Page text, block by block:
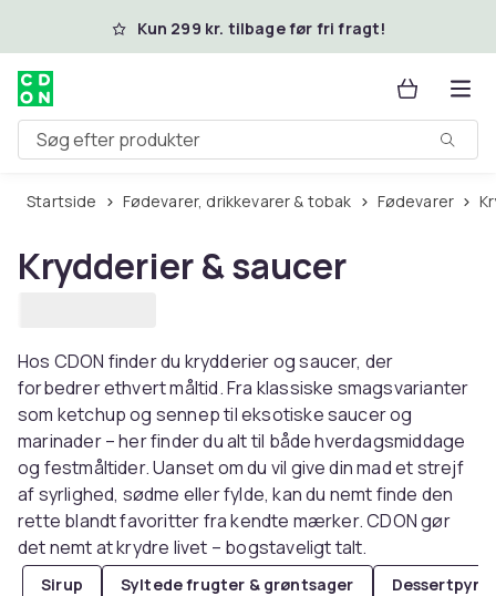
Spring til hovedindhold
Kun 299 kr. tilbage før fri fragt!
Søg efter produkter
Startside Fødevarer, drikkevarer & tobak Fødevarer
Krydderier & saucer
Hos CDON finder du krydderier og saucer, der
forbedrer ethvert måltid. Fra klassiske smagsvarianter
som ketchup og sennep til eksotiske saucer og
marinader – her finder du alt til både hverdagsmiddage
og festmåltider. Uanset om du vil give din mad et strejf
af syrlighed, sødme eller fylde, kan du nemt finde den
rette blandt favoritter fra kendte mærker. CDON gør
det nemt at krydre livet – bogstaveligt talt.
Sirup Syltede frugter & grøntsager Dessertpynt